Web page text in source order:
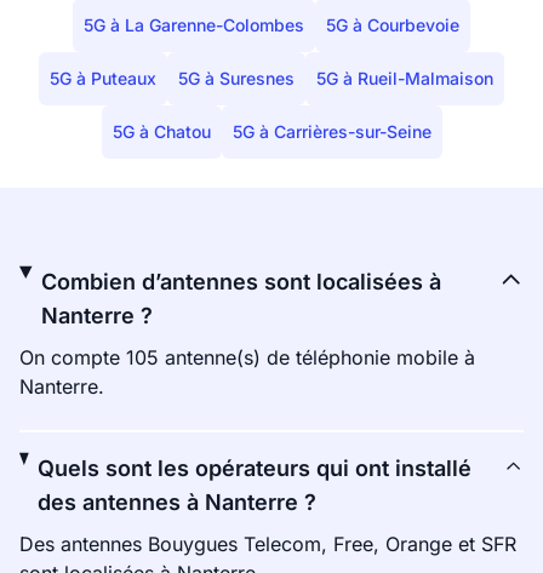
5G à La Garenne-Colombes 5G à Courbevoie
5G à Puteaux 5G à Suresnes 5G à Rueil-Malmaison
5G à Chatou 5G à Carrières-sur-Seine
Combien d’antennes sont localisées à
Nanterre ?
On compte 105 antenne(s) de téléphonie mobile à
Nanterre.
Quels sont les opérateurs qui ont installé
des antennes à Nanterre ?
Des antennes Bouygues Telecom, Free, Orange et SFR